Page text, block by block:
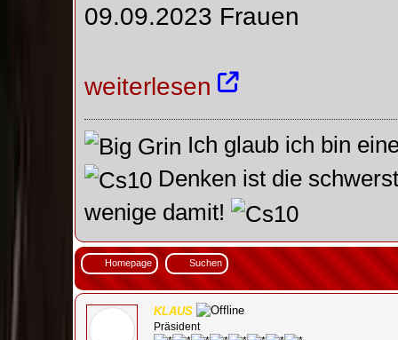
09.09.2023 Frauen
weiterlesen
Ich glaub ich bin
Denken ist die
wenige damit!
Homepage Suchen
KLAUS
Präsident